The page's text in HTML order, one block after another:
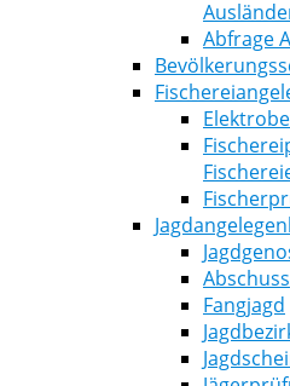
Abfrage
Fangjagd